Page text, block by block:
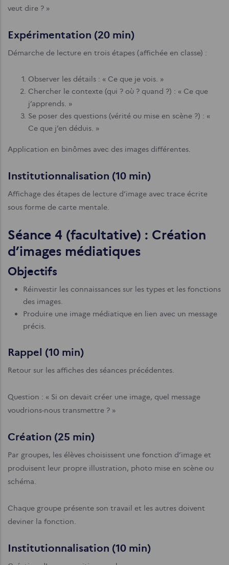
veut dire ? »
Expérimentation (20 min)
Démarche de lecture en trois étapes (affichée en classe) :
Observer les détails : « Ce que je vois. »
Chercher le contexte (qui ? où ? quand ?) : « Ce que
j’apprends. »
Se poser des questions (vérité ou mise en scène ?) : «
Ce que j’en déduis. »
Application en binômes avec des images différentes.
Institutionnalisation (10 min)
Affichage des étapes de lecture d’image avec trace écrite
sous forme de carte mentale.
Séance 4 (facultative) : Création
d’images médiatiques
Objectifs
Réinvestir les connaissances sur les types et les fonctions
des images.
Produire une image médiatique en lien avec un message
précis.
Rappel (10 min)
Retour sur les affiches des séances précédentes.
Question : « Si on devait créer une image, quel message
voudrions-nous transmettre ? »
Création (25 min)
Par groupes, les élèves choisissent une fonction d’image et
produisent leur propre illustration, photo mise en scène ou
schéma.
Chaque groupe présente son travail et les autres doivent
deviner la fonction.
Institutionnalisation (10 min)